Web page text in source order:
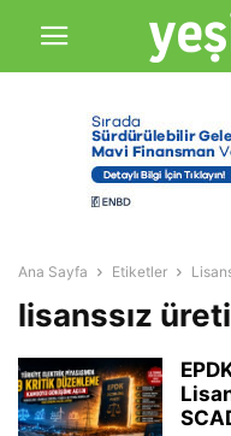
Ana Sayfa Etiketler
lisanssız